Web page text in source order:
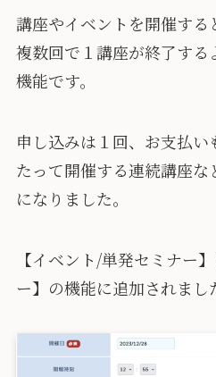
講座やイベントを開催する
複数回で１講座が終了する
機能です。
申し込みは１回、お支払
たって開催する連続講座な
になりました。
【イベント/単発セミナー
ー】の機能に追加されまし